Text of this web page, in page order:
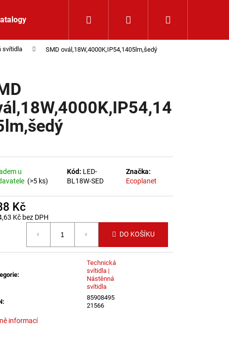
Přihlášení
svítidla SMD ovál,18W,4000K,IP54,1405lm,šedý
u
(>5 ks)
Kód: LED-
BL18W-SED
Značka:
Ecoplanet
Kč
Kč bez DPH
DO KOŠÍKU
:
Technická
svítidla |
Nástěnná
svítidla
:
85908495
21566
informací
LIŠTOVÉ SVÍTIDLO
DIM 10W 3000K